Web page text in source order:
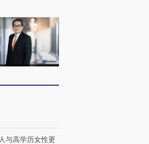
国走私7万
体内含3种
视线｜被称为“蟑螂”的印
育部长拱下台
式·第三对
住三大增长引擎是什么？
与高学历女性更